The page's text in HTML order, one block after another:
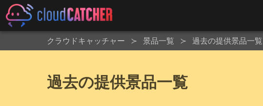
クラウドキャッチャー 景品一覧 過去の提供景品一覧
過去の提供景品一覧